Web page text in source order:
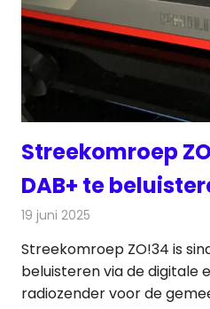
Streekomroep
DAB+ te
19 juni 2025
Streekomroep ZO!34 is
beluisteren via de digitale
radiozender voor de